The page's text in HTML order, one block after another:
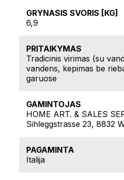
GRYNASIS SVORIS [KG]
6,9
PRITAIKYMAS
Tradicinis virimas (su
vandens, kepimas be
garuose
GAMINTOJAS
HOME ART. & SALES
Sihleggstrasse 23, 8832
PAGAMINTA
Italija